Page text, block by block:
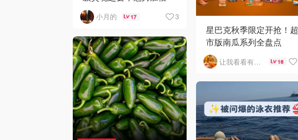
小月的 17 3
星巴克秋季限定开抢！超
市版南瓜系列全盘点
让我看看有啥好吃的 16